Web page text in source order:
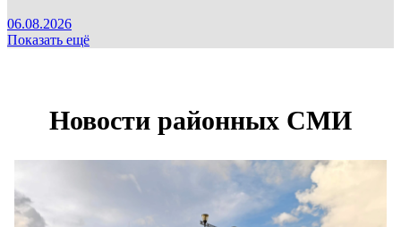
06.08.2026
Показать ещё